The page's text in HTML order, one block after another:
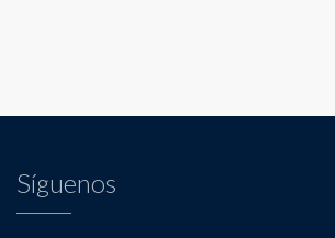
Síguenos